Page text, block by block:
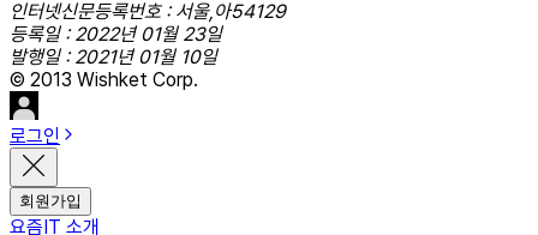
인터넷신문등록번호 : 서울,아54129
등록일 : 2022년 01월 23일
발행일 : 2021년 01월 10일
© 2013 Wishket Corp.
로그인
회원가입
요즘IT 소개